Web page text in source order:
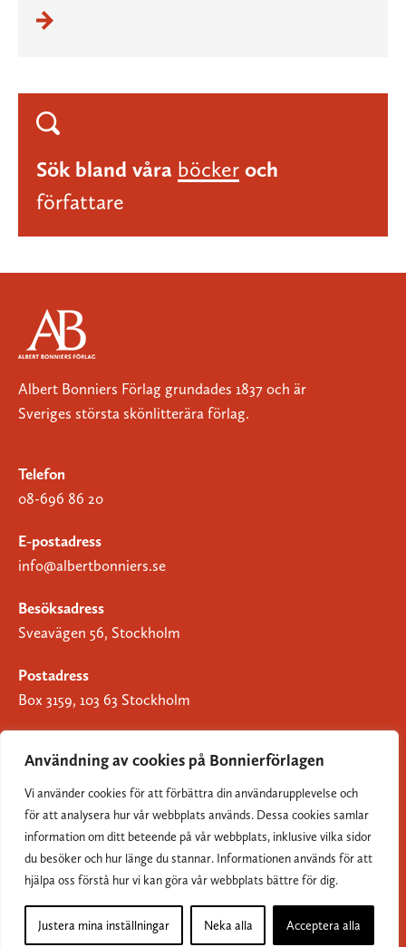
Användning av cookies på Bonnierförlagen
Vi använder cookies för att förbättra din användarupplevelse och
för att analysera hur vår webbplats används. Dessa cookies samlar
information om ditt beteende på vår webbplats, inklusive vilka sidor
du besöker och hur länge du stannar. Informationen används för att
hjälpa oss förstå hur vi kan göra vår webbplats bättre för dig.
Justera mina inställningar Neka alla Acceptera alla
Sök bland våra böcker och
författare
Albert Bonniers Förlag grundades 1837 och är
Sveriges största skönlitterära förlag.
Telefon
08-696 86 20
E-postadress
info@albertbonniers.se
Besöksadress
Sveavägen 56, Stockholm
Postadress
Box 3159, 103 63 Stockholm
Om Bonnierförlagen
Cookies
Integritetspolicy